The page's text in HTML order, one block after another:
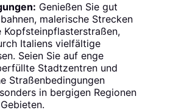
Genießen Sie gut
malerische Strecken
Kopfsteinpflasterstraßen,
Italiens vielfältige
Seien Sie auf enge
Stadtzentren und
Straßenbedingungen
in bergigen Regionen